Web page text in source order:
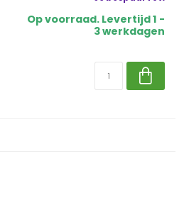
Op voorraad. Levertijd 1 -
3 werkdagen